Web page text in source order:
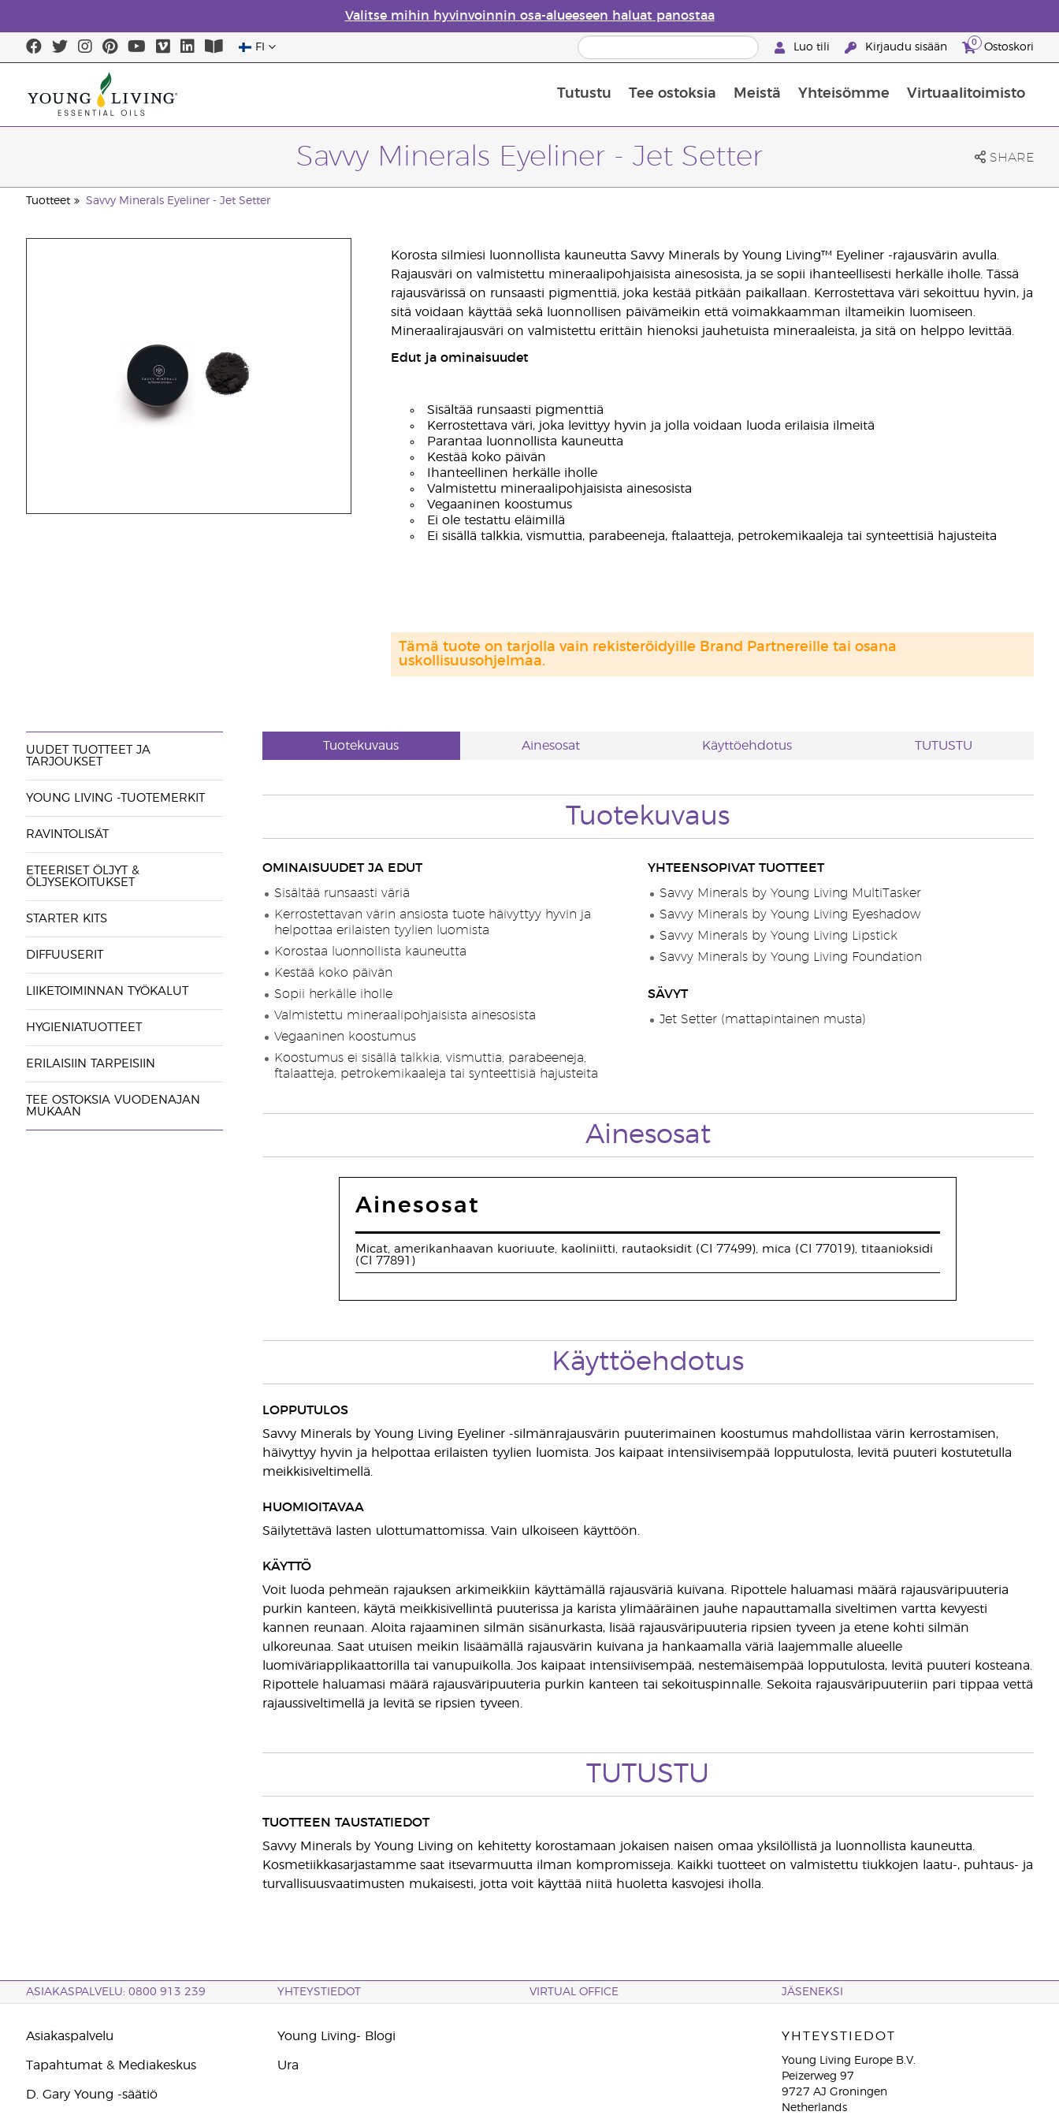
Valitse mihin hyvinvoinnin osa-alueeseen haluat panostaa
FI Luo tili Kirjaudu sisään 0 Ostoskori
Tutustu Tee ostoksia Meistä Yhteisömme Virtuaalitoimisto
Savvy Minerals Eyeliner - Jet Setter SHARE
Tuotteet Savvy Minerals Eyeliner - Jet Setter
Korosta silmiesi luonnollista kauneutta Savvy Minerals by Young Living™ Eyeliner -rajausvärin avulla.
Rajausväri on valmistettu mineraalipohjaisista ainesosista, ja se sopii ihanteellisesti herkälle iholle. Tässä
rajausvärissä on runsaasti pigmenttiä, joka kestää pitkään paikallaan. Kerrostettava väri sekoittuu hyvin, ja
sitä voidaan käyttää sekä luonnollisen päivämeikin että voimakkaamman iltameikin luomiseen.
Mineraalirajausväri on valmistettu erittäin hienoksi jauhetuista mineraaleista, ja sitä on helppo levittää.
Edut ja ominaisuudet
Sisältää runsaasti pigmenttiä
Kerrostettava väri, joka levittyy hyvin ja jolla voidaan luoda erilaisia ilmeitä
Parantaa luonnollista kauneutta
Kestää koko päivän
Ihanteellinen herkälle iholle
Valmistettu mineraalipohjaisista ainesosista
Vegaaninen koostumus
Ei ole testattu eläimillä
Ei sisällä talkkia, vismuttia, parabeeneja, ftalaatteja, petrokemikaaleja tai synteettisiä hajusteita
Tämä tuote on tarjolla vain rekisteröidyille Brand Partnereille tai osana
uskollisuusohjelmaa.
UUDET TUOTTEET JA
TARJOUKSET
YOUNG LIVING -TUOTEMERKIT
RAVINTOLISÄT
ETEERISET ÖLJYT &
ÖLJYSEKOITUKSET
STARTER KITS
DIFFUUSERIT
LIIKETOIMINNAN TYÖKALUT
HYGIENIATUOTTEET
ERILAISIIN TARPEISIIN
TEE OSTOKSIA VUODENAJAN
MUKAAN
Tuotekuvaus Ainesosat Käyttöehdotus TUTUSTU
Tuotekuvaus
OMINAISUUDET JA EDUT
Sisältää runsaasti väriä
Kerrostettavan värin ansiosta tuote häivyttyy hyvin ja
helpottaa erilaisten tyylien luomista
Korostaa luonnollista kauneutta
Kestää koko päivän
Sopii herkälle iholle
Valmistettu mineraalipohjaisista ainesosista
Vegaaninen koostumus
Koostumus ei sisällä talkkia, vismuttia, parabeeneja,
ftalaatteja, petrokemikaaleja tai synteettisiä hajusteita
YHTEENSOPIVAT TUOTTEET
Savvy Minerals by Young Living MultiTasker
Savvy Minerals by Young Living Eyeshadow
Savvy Minerals by Young Living Lipstick
Savvy Minerals by Young Living Foundation
SÄVYT
Jet Setter (mattapintainen musta)
Ainesosat
Ainesosat
Micat, amerikanhaavan kuoriuute, kaoliniitti, rautaoksidit (CI 77499), mica (CI 77019), titaanioksidi
(CI 77891)
Käyttöehdotus
LOPPUTULOS
Savvy Minerals by Young Living Eyeliner -silmänrajausvärin puuterimainen koostumus mahdollistaa värin kerrostamisen,
häivyttyy hyvin ja helpottaa erilaisten tyylien luomista. Jos kaipaat intensiivisempää lopputulosta, levitä puuteri kostutetulla
meikkisiveltimellä.
HUOMIOITAVAA
Säilytettävä lasten ulottumattomissa. Vain ulkoiseen käyttöön.
KÄYTTÖ
Voit luoda pehmeän rajauksen arkimeikkiin käyttämällä rajausväriä kuivana. Ripottele haluamasi määrä rajausväripuuteria
purkin kanteen, käytä meikkisivellintä puuterissa ja karista ylimääräinen jauhe napauttamalla siveltimen vartta kevyesti
kannen reunaan. Aloita rajaaminen silmän sisänurkasta, lisää rajausväripuuteria ripsien tyveen ja etene kohti silmän
ulkoreunaa. Saat utuisen meikin lisäämällä rajausvärin kuivana ja hankaamalla väriä laajemmalle alueelle
luomiväriapplikaattorilla tai vanupuikolla. Jos kaipaat intensiivisempää, nestemäisempää lopputulosta, levitä puuteri kosteana.
Ripottele haluamasi määrä rajausväripuuteria purkin kanteen tai sekoituspinnalle. Sekoita rajausväripuuteriin pari tippaa vettä
rajaussiveltimellä ja levitä se ripsien tyveen.
TUTUSTU
TUOTTEEN TAUSTATIEDOT
Savvy Minerals by Young Living on kehitetty korostamaan jokaisen naisen omaa yksilöllistä ja luonnollista kauneutta.
Kosmetiikkasarjastamme saat itsevarmuutta ilman kompromisseja. Kaikki tuotteet on valmistettu tiukkojen laatu-, puhtaus- ja
turvallisuusvaatimusten mukaisesti, jotta voit käyttää niitä huoletta kasvojesi iholla.
ASIAKASPALVELU: 0800 913 239 YHTEYSTIEDOT VIRTUAL OFFICE JÄSENEKSI
Asiakaspalvelu
Tapahtumat & Mediakeskus
D. Gary Young -säätiö
Young Living- Blogi
Ura
YHTEYSTIEDOT
Young Living Europe B.V.
Peizerweg 97
9727 AJ Groningen
Netherlands